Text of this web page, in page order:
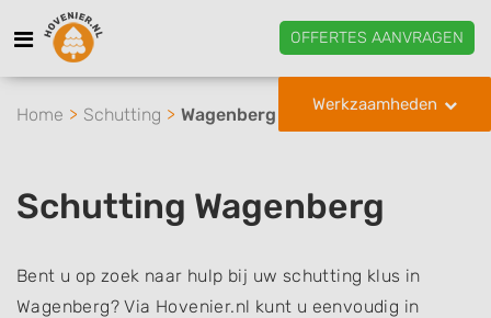
OFFERTES AANVRAGEN
Werkzaamheden
Home Schutting Wagenberg
Schutting Wagenberg
Bent u op zoek naar hulp bij uw schutting klus in
Wagenberg? Via Hovenier.nl kunt u eenvoudig in